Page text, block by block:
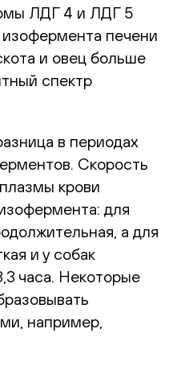
ЛДГ 4 и ЛДГ 5
печени
и овец больше
спектр
в периодах
Скорость
крови
для
а для
и у собак
часа. Некоторые
например,